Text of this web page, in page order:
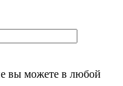
вы можете в любой